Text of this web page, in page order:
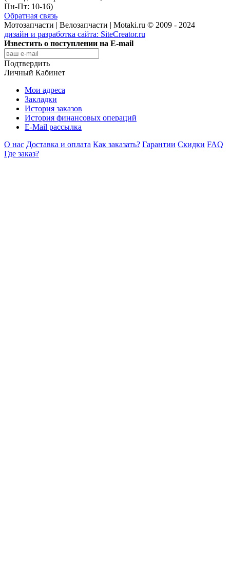
Пн-Пт: 10-16)
Обратная связь
Мотозапчасти | Велозапчасти | Motaki.ru © 2009 - 2024
дизайн и разработка сайта: SiteCreator.ru
Известить о поступлении на E-mail
Подтвердить
Личный Кабинет
Мои адреса
Закладки
История заказов
История финансовых операций
E-Mail рассылка
О нас Доставка и оплата Как заказать? Гарантии Скидки FAQ
Где заказ?